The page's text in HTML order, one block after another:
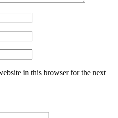
in this browser for the next